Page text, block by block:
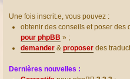
Une fois inscrit.e, vous pouvez :
obtenir des conseils et poser des
pour phpBB » ;
demander & proposer des
Dernières nouvelles :